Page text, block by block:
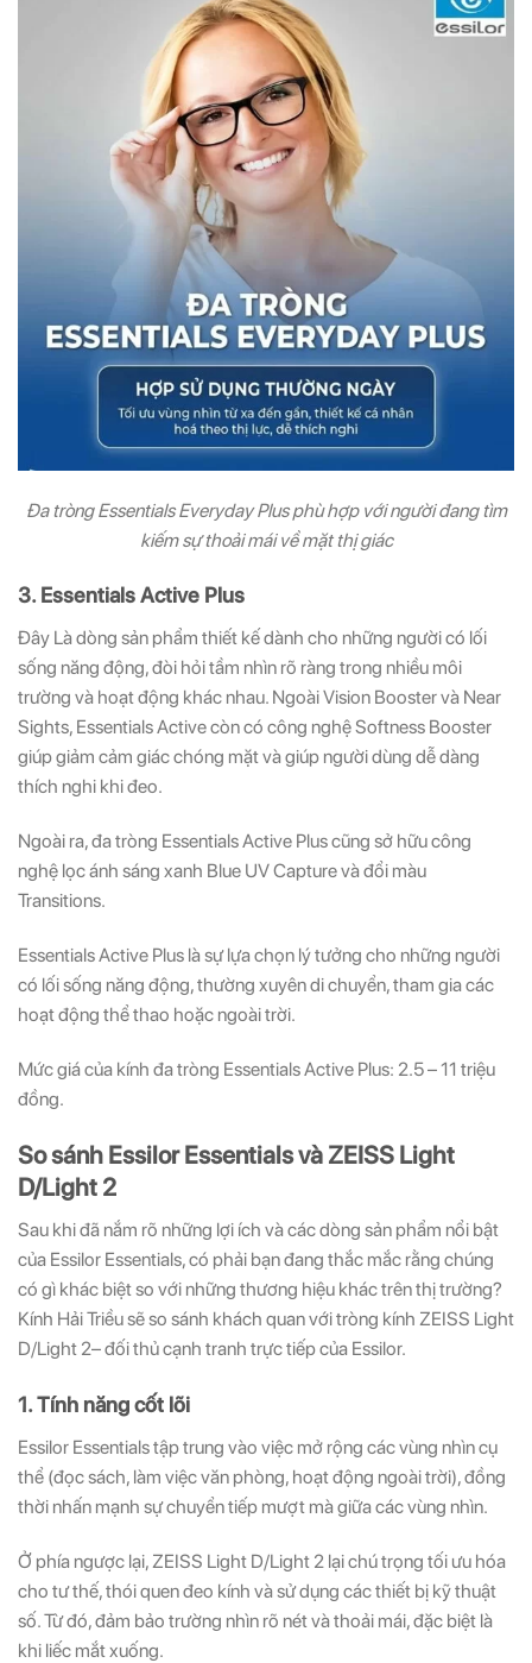
Đa tròng Essentials Everyday Plus phù hợp với người đang tìm
kiếm sự thoải mái về mặt thị giác
3. Essentials Active Plus
Đây Là dòng sản phẩm thiết kế dành cho những người có lối
sống năng động, đòi hỏi tầm nhìn rõ ràng trong nhiều môi
trường và hoạt động khác nhau. Ngoài Vision Booster và Near
Sights, Essentials Active còn có công nghệ Softness Booster
giúp giảm cảm giác chóng mặt và giúp người dùng dễ dàng
thích nghi khi đeo.
Ngoài ra, đa tròng Essentials Active Plus cũng sở hữu công
nghệ lọc ánh sáng xanh Blue UV Capture và đổi màu
Transitions.
Essentials Active Plus là sự lựa chọn lý tưởng cho những người
có lối sống năng động, thường xuyên di chuyển, tham gia các
hoạt động thể thao hoặc ngoài trời.
Mức giá của kính đa tròng Essentials Active Plus: 2.5 – 11 triệu
đồng.
So sánh Essilor Essentials và ZEISS Light
D/Light 2
Sau khi đã nắm rõ những lợi ích và các dòng sản phẩm nổi bật
của Essilor Essentials, có phải bạn đang thắc mắc rằng chúng
có gì khác biệt so với những thương hiệu khác trên thị trường?
Kính Hải Triều sẽ so sánh khách quan với tròng kính ZEISS Light
D/Light 2– đối thủ cạnh tranh trực tiếp của Essilor.
1. Tính năng cốt lõi
Essilor Essentials tập trung vào việc mở rộng các vùng nhìn cụ
thể (đọc sách, làm việc văn phòng, hoạt động ngoài trời), đồng
thời nhấn mạnh sự chuyển tiếp mượt mà giữa các vùng nhìn.
Ở phía ngược lại, ZEISS Light D/Light 2 lại chú trọng tối ưu hóa
cho tư thế, thói quen đeo kính và sử dụng các thiết bị kỹ thuật
số. Từ đó, đảm bảo trường nhìn rõ nét và thoải mái, đặc biệt là
khi liếc mắt xuống.